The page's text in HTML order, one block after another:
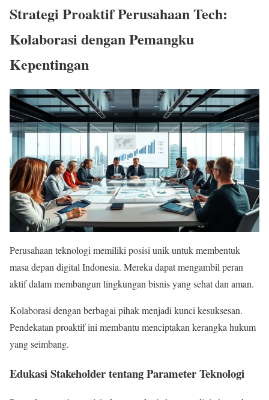
Strategi Proaktif Perusahaan Tech:
Kolaborasi dengan Pemangku
Kepentingan
Perusahaan teknologi memiliki posisi unik untuk membentuk
masa depan digital Indonesia. Mereka dapat mengambil peran
aktif dalam membangun lingkungan bisnis yang sehat dan aman.
Kolaborasi dengan berbagai pihak menjadi kunci kesuksesan.
Pendekatan proaktif ini membantu menciptakan kerangka hukum
yang seimbang.
Edukasi Stakeholder tentang Parameter Teknologi